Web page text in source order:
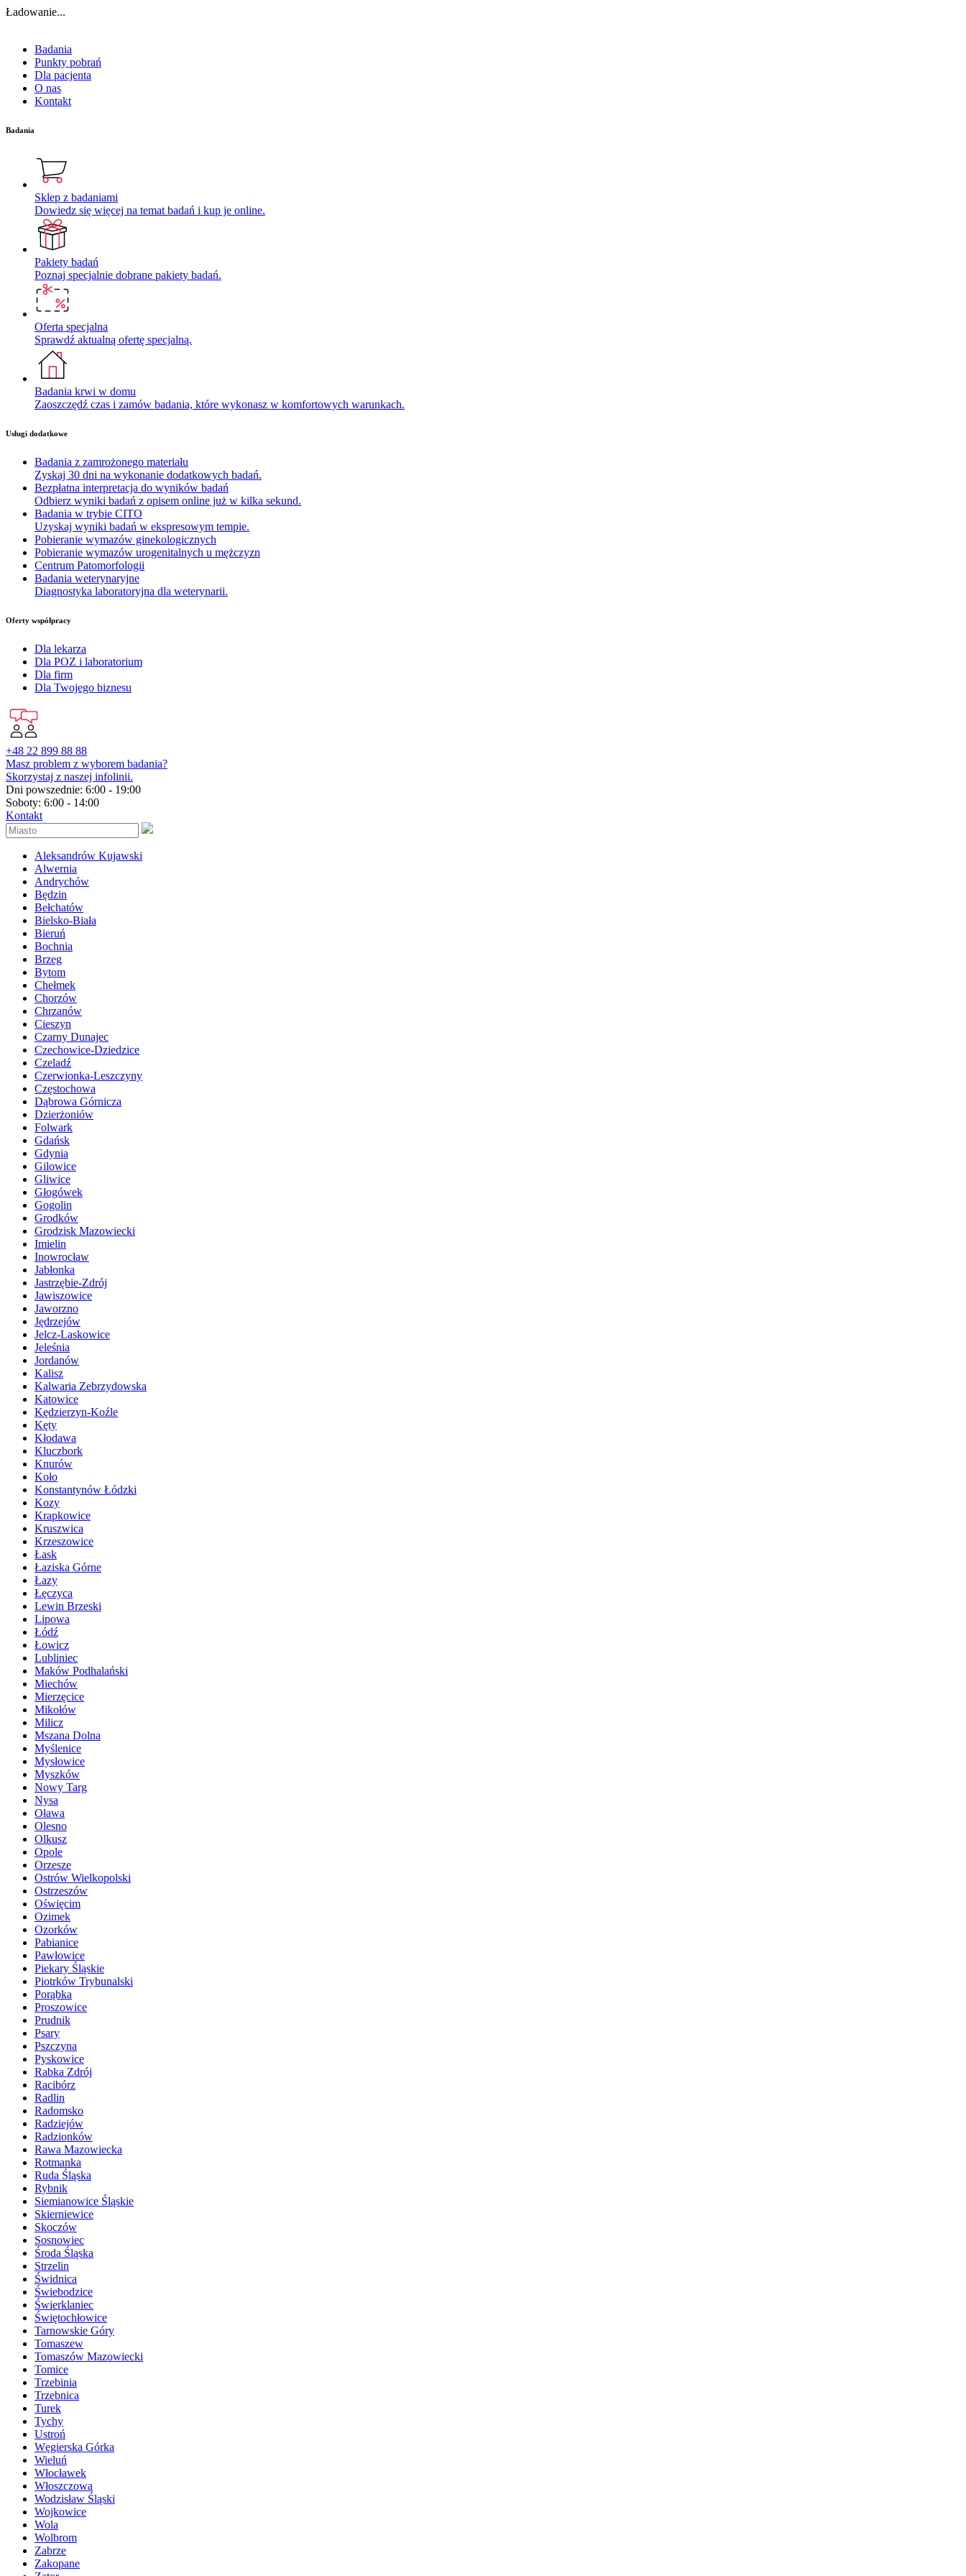
Ładowanie...
Badania
Punkty pobrań
Dla pacjenta
O nas
Kontakt
Badania
Sklep z badaniami
Dowiedz się więcej na temat badań i kup je online.
Pakiety badań
Poznaj specjalnie dobrane pakiety badań.
Oferta specjalna
Sprawdź aktualną ofertę specjalną.
Badania krwi w domu
Zaoszczędź czas i zamów badania, które wykonasz w komfortowych warunkach.
Usługi dodatkowe
Badania z zamrożonego materiału
Zyskaj 30 dni na wykonanie dodatkowych badań.
Bezpłatna interpretacja do wyników badań
Odbierz wyniki badań z opisem online już w kilka sekund.
Badania w trybie CITO
Uzyskaj wyniki badań w ekspresowym tempie.
Pobieranie wymazów ginekologicznych
Pobieranie wymazów urogenitalnych u mężczyzn
Centrum Patomorfologii
Badania weterynaryjne
Diagnostyka laboratoryjna dla weterynarii.
Oferty współpracy
Dla lekarza
Dla POZ i laboratorium
Dla firm
Dla Twojego biznesu
+48 22 899 88 88
Masz problem z wyborem badania?
Skorzystaj z naszej infolinii.
Dni powszednie: 6:00 - 19:00
Soboty: 6:00 - 14:00
Kontakt
Aleksandrów Kujawski
Alwernia
Andrychów
Będzin
Bełchatów
Bielsko-Biała
Bieruń
Bochnia
Brzeg
Bytom
Chełmek
Chorzów
Chrzanów
Cieszyn
Czarny Dunajec
Czechowice-Dziedzice
Czeladź
Czerwionka-Leszczyny
Częstochowa
Dąbrowa Górnicza
Dzierżoniów
Folwark
Gdańsk
Gdynia
Gilowice
Gliwice
Głogówek
Gogolin
Grodków
Grodzisk Mazowiecki
Imielin
Inowrocław
Jabłonka
Jastrzębie-Zdrój
Jawiszowice
Jaworzno
Jędrzejów
Jelcz-Laskowice
Jeleśnia
Jordanów
Kalisz
Kalwaria Zebrzydowska
Katowice
Kędzierzyn-Koźle
Kęty
Kłodawa
Kluczbork
Knurów
Koło
Konstantynów Łódzki
Kozy
Krapkowice
Kruszwica
Krzeszowice
Łask
Łaziska Górne
Łazy
Łęczyca
Lewin Brzeski
Lipowa
Łódź
Łowicz
Lubliniec
Maków Podhalański
Miechów
Mierzęcice
Mikołów
Milicz
Mszana Dolna
Myślenice
Mysłowice
Myszków
Nowy Targ
Nysa
Oława
Olesno
Olkusz
Opole
Orzesze
Ostrów Wielkopolski
Ostrzeszów
Oświęcim
Ozimek
Ozorków
Pabianice
Pawłowice
Piekary Śląskie
Piotrków Trybunalski
Porąbka
Proszowice
Prudnik
Psary
Pszczyna
Pyskowice
Rabka Zdrój
Racibórz
Radlin
Radomsko
Radziejów
Radzionków
Rawa Mazowiecka
Rotmanka
Ruda Śląska
Rybnik
Siemianowice Śląskie
Skierniewice
Skoczów
Sosnowiec
Środa Śląska
Strzelin
Świdnica
Świebodzice
Świerklaniec
Świętochłowice
Tarnowskie Góry
Tomaszew
Tomaszów Mazowiecki
Tomice
Trzebinia
Trzebnica
Turek
Tychy
Ustroń
Węgierska Górka
Wieluń
Włocławek
Włoszczowa
Wodzisław Śląski
Wojkowice
Wola
Wolbrom
Zabrze
Zakopane